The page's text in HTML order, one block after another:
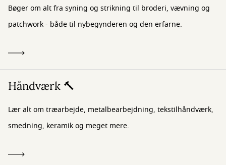
Bøger om alt fra syning og strikning til broderi, vævning og
patchwork - både til nybegynderen og den erfarne.
Håndværk 🔨
Lær alt om træarbejde, metalbearbejdning, tekstilhåndværk,
smedning, keramik og meget mere.